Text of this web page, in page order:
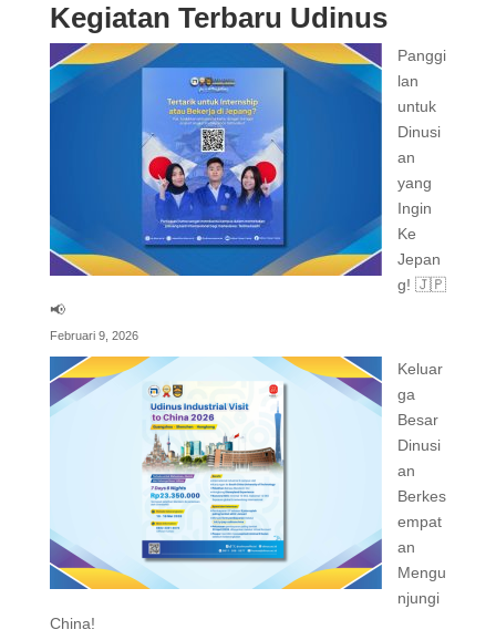
Kegiatan Terbaru Udinus
Panggi
lan
untuk
Dinusi
an
yang
Ingin
Ke
Jepan
g! 🇯🇵
📢
Februari 9, 2026
Keluar
ga
Besar
Dinusi
an
Berkes
empat
an
Mengu
njungi
China!